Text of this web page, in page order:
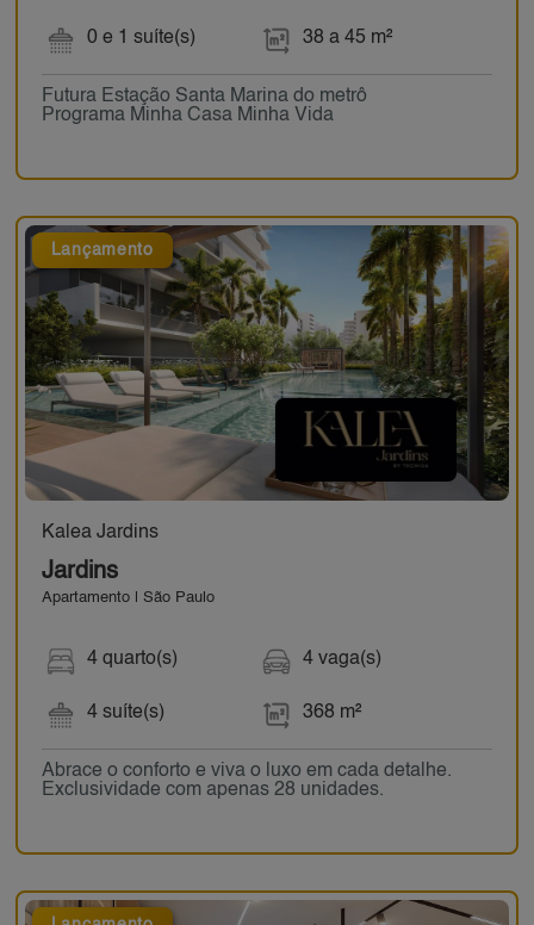
0 e 1 suíte(s) 38 a 45 m²
Futura Estação Santa Marina do metrô
Programa Minha Casa Minha Vida
Lançamento
Kalea Jardins
Jardins
Apartamento | São Paulo
4 quarto(s)
4 suíte(s)
4 vaga(s)
368 m²
Abrace o conforto e viva o luxo em cada detalhe.
Exclusividade com apenas 28 unidades.